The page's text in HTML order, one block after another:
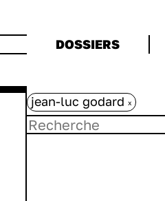
DOSSIERS
jean-luc godard x